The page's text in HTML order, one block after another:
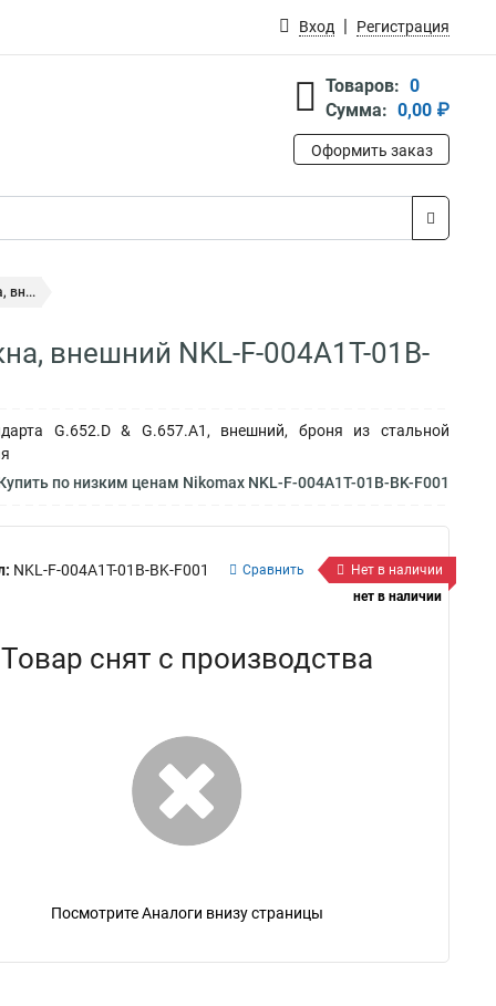
Вход Регистрация
Товаров: 0
Сумма: 0,00 ₽
Оформить заказ
вн...
внешний NKL-F-004A1T-01B-
G.652.D & G.657.A1, внешний, броня из стальной
по низким ценам Nikomax NKL-F-004A1T-01B-BK-F001
NKL-F-004A1T-01B-BK-F001 Сравнить
Нет в наличии
нет в наличии
Товар снят с производства
Посмотрите Аналоги внизу страницы